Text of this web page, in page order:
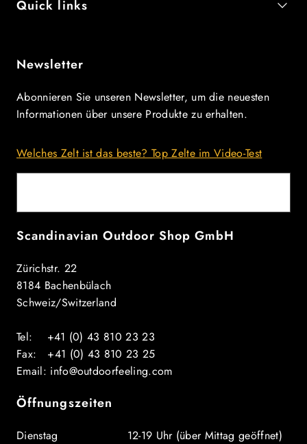
Quick links
Newsletter
Abonnieren Sie unseren Newsletter, um die neuesten
Informationen über unsere Produkte zu erhalten.
Welches Zelt ist das beste? Top Zelte im Video-Test
Scandinavian Outdoor Shop GmbH
Zürichstr. 22
8184 Bachenbülach
Schweiz/Switzerland
Tel: +41 (0) 43 810 23 23
Fax: +41 (0) 43 810 23 25
Email: info@outdoorfeeling.com
Öffnungszeiten
Dienstag 12-19 Uhr (über Mittag geöffnet)